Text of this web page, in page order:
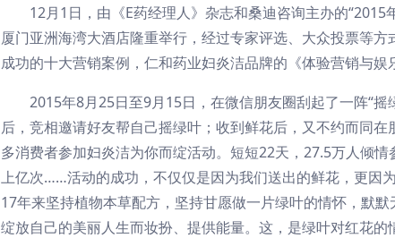
12月1日，由《E药经理人》杂志和桑迪咨询主办的
厦门亚洲海湾大酒店隆重举行，经过专家评选、大众投票等
成功的十大营销案例，仁和药业妇炎洁品牌的《体验营销与娱
2015年8月25日至9月15日，在微信朋友圈刮起了一阵“
后，竞相邀请好友帮自己摇绿叶；收到鲜花后，又不约而同
多消费者参加妇炎洁为你而绽活动。短短22天，27.5万人倾
上亿次……活动的成功，不仅仅是因为我们送出的鲜花，更因
17年来坚持植物本草配方，坚持甘愿做一片绿叶的情怀，默
绽放自己的美丽人生而妆扮、提供能量。这，是绿叶对红花的